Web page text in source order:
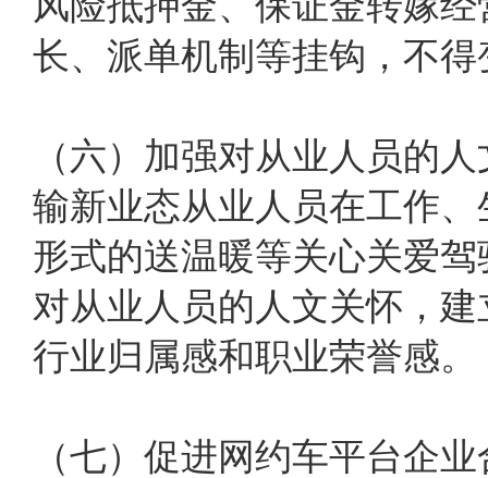
长、派单机制等挂钩，不
（六）加强对从业人员的
输新业态从业人员在工作
形式的送温暖等关心关爱
对从业人员的人文关怀，
行业归属感和职业荣誉感。
（七）促进网约车平台企